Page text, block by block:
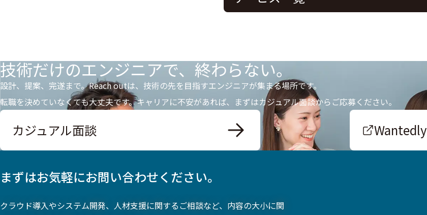
技術だけのエンジニアで、終わらない。
設計、提案、完遂まで。Reach outは、技術の先を目指すエンジニアが集まる場所です。
転職を決めていなくても大丈夫です。キャリアに不安があれば、まずはカジュアル面談からご応募ください。
カジュアル面談 Wantedly
まずはお気軽にお問い合わせください。
クラウド導入やシステム開発、人材支援に関するご相談など、内容の大小に関